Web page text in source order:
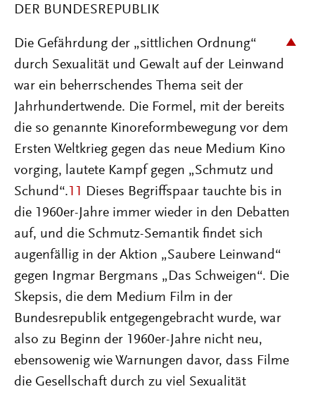
DER BUNDESREPUBLIK
Die Gefährdung der „sittlichen Ordnung“
durch Sexualität und Gewalt auf der Leinwand
war ein beherrschendes Thema seit der
Jahrhundertwende. Die Formel, mit der bereits
die so genannte Kinoreformbewegung vor dem
Ersten Weltkrieg gegen das neue Medium Kino
vorging, lautete Kampf gegen „Schmutz und
Schund“. 11 Dieses Begriffspaar tauchte bis in
die 1960er-Jahre immer wieder in den Debatten
auf, und die Schmutz-Semantik findet sich
augenfällig in der Aktion „Saubere Leinwand“
gegen Ingmar Bergmans „Das Schweigen“. Die
Skepsis, die dem Medium Film in der
Bundesrepublik entgegengebracht wurde, war
also zu Beginn der 1960er-Jahre nicht neu,
ebensowenig wie Warnungen davor, dass Filme
die Gesellschaft durch zu viel Sexualität